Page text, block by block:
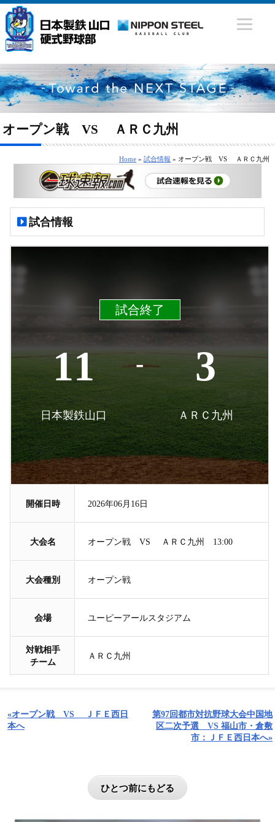
オープン戦 VS ＡＲＣ九州
Home »試合情報 » オープン戦 VS ＡＲＣ九州
試合情報
試合終了
11
日本製鉄山口
- 3
ＡＲＣ九州
開催日時 2026年06月16日
大会名 オープン戦 VS ＡＲＣ九州 13:00
大会種別 オープン戦
会場 ユーピーアールスタジアム
対戦相手
チーム
ＡＲＣ九州
«オープン戦 VS ＪＦＥ西日
本へ
第97回都市対抗野球大会中国地
区二次予選 VS 福山市・倉敷
市：ＪＦＥ西日本へ»